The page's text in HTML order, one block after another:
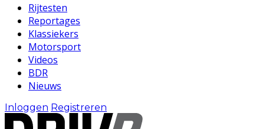
Rijtesten
Reportages
Klassiekers
Motorsport
Videos
BDR
Nieuws
Inloggen Registreren